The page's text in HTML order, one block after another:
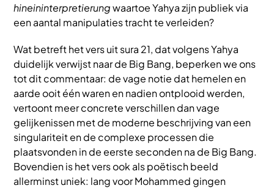
hineininterpretierungwaartoe Yahya zijn publiek via
een aantal manipulaties tracht te verleiden?
Wat betreft het vers uit sura 21, dat volgens Yahya
duidelijk verwijst naar de Big Bang, beperken we ons
tot dit commentaar: de vage notie dat hemelen en
aarde ooit één waren en nadien ontplooid werden,
vertoont meer concrete verschillen dan vage
gelijkenissen met de moderne beschrijving van een
singulariteit en de complexe processen die
plaatsvonden in de eerste seconden na de Big Bang.
Bovendien is het vers ook als poëtisch beeld
allerminst uniek: lang voor Mohammed gingen